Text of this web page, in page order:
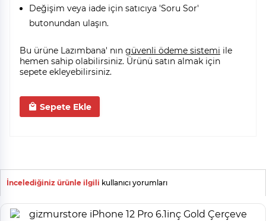
Değişim veya iade için satıcıya 'Soru Sor'
butonundan ulaşın.
Bu ürüne Lazımbana' nın güvenli ödeme sistemi ile
hemen sahip olabilirsiniz. Ürünü satın almak için
sepete ekleyebilirsiniz.
Sepete Ekle
İncelediğiniz ürünle ilgili kullanıcı yorumları